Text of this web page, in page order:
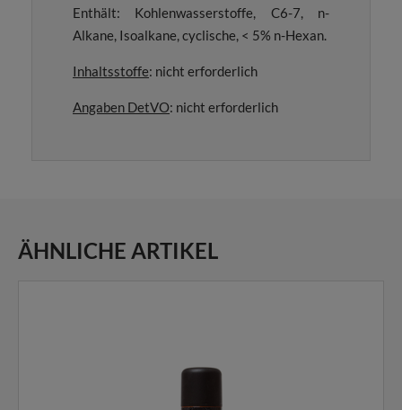
Enthält: Kohlenwasserstoffe, C6-7, n-
Alkane, Isoalkane, cyclische, < 5% n-Hexan.
Inhaltsstoffe: nicht erforderlich
Angaben DetVO: nicht erforderlich
ÄHNLICHE ARTIKEL